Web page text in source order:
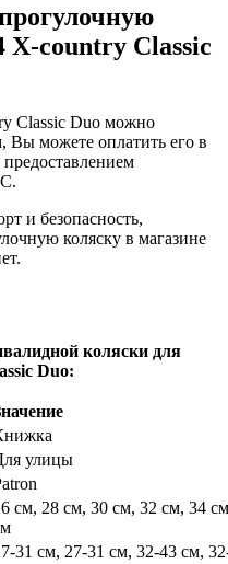
X-country Classic
Classic Duo можно
Вы можете оплатить его в
и безопасность,
коляску в магазине
коляски для
Duo:
улицы
см, 28 см, 30 см, 32 см, 34
31 см, 27-31 см, 32-43 см,